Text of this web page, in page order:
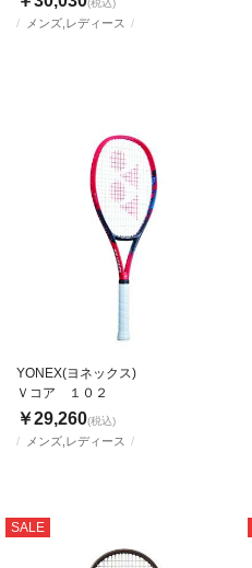
メンズ,レディース
メンズ,レディース
YONEX(ヨネックス)
Ｖコア １０２
￥29,260(税込)
SALE